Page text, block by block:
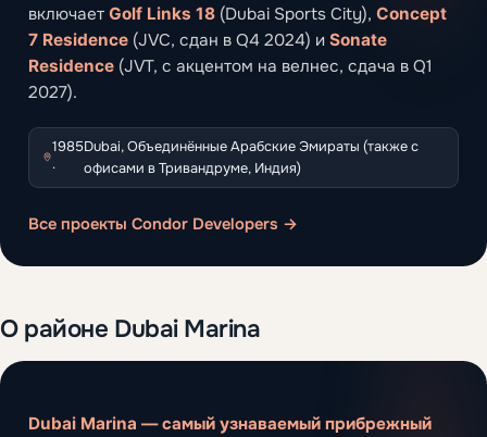
включает Golf Links 18 (Dubai Sports City), Concept
7 Residence (JVC, сдан в Q4 2024) и Sonate
Residence (JVT, с акцентом на велнес, сдача в Q1
2027).
1985
·
Dubai, Объединённые Арабские Эмираты (также с
офисами в Тривандруме, Индия)
Все проекты Condor Developers →
О районе Dubai Marina
Dubai Marina — самый узнаваемый прибрежный